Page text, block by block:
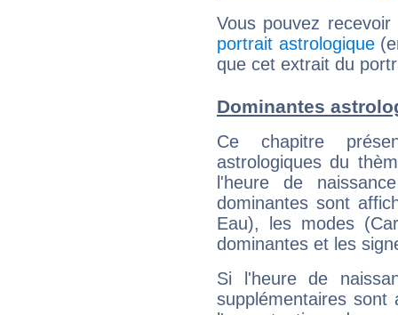
Vous pouvez
portrait astrologique
que cet extrait du
Dominantes
Ce chapitre
astrologiques du
l'heure de
dominantes sont
Eau), les modes
dominantes et les
Si l'heure de
supplémentaires sont